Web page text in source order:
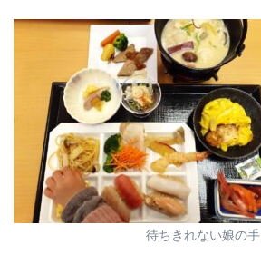
待ちきれない娘の手